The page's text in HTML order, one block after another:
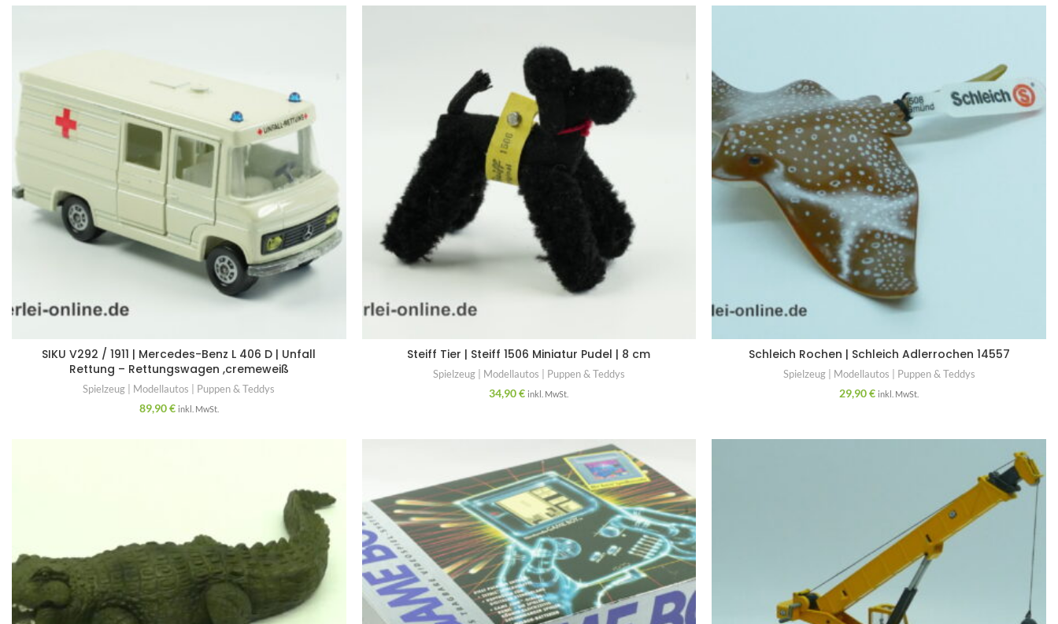
SIKU V292 / 1911 | Mercedes-Benz L 406 D | Unfall
Rettung – Rettungswagen ,cremeweiß
Spielzeug | Modellautos | Puppen & Teddys
89,90€ inkl. MwSt.
Steiff Tier | Steiff 1506 Miniatur Pudel | 8 cm
Spielzeug | Modellautos | Puppen & Teddys
34,90€ inkl. MwSt.
Schleich Rochen | Schleich Adlerrochen 14557
Spielzeug | Modellautos | Puppen & Teddys
29,90€ inkl. MwSt.